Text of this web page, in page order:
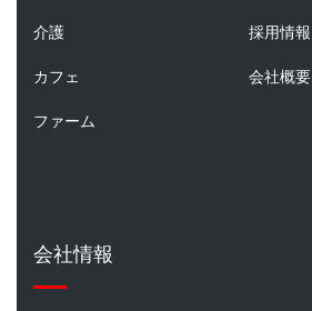
介護
カフェ
ファーム
採用情報
会社概要
会社情報